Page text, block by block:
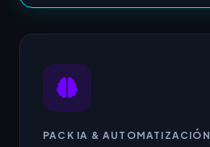
PACK IA & AUTOMATIZACIÓN